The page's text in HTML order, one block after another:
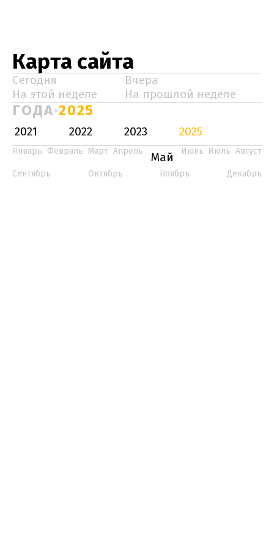
Карта сайта
Сегодня
Вчера
На этой неделе
На прошлой неделе
ГОДА 2025
2021 2022 2023 2025
Январь Февраль Март Апрель Май Июнь Июль Август
Сентябрь Октябрь Ноябрь Декабрь